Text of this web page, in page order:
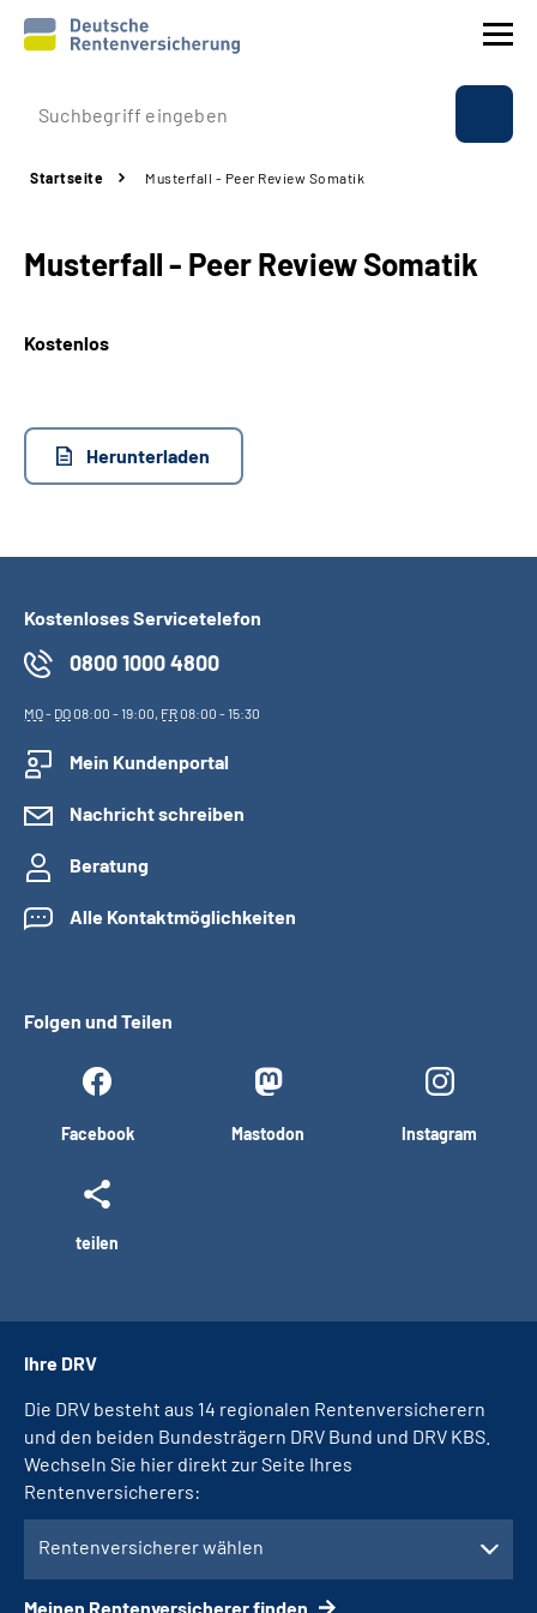
Prävention
Rente
Beratung & Kontakt
Über uns & Presse
Language
Inhalte in Gebärdensprache (DGS)
Startseite Musterfall - Peer Review Somatik
Musterfall - Peer Review Somatik
Kostenlos
Herunterladen
Kostenloses Servicetelefon
0800 1000 4800
MO- DO08:00 - 19:00, FR08:00 - 15:30
Mein Kundenportal
Nachricht schreiben
Beratung
Alle Kontaktmöglichkeiten
Folgen und Teilen
Facebook Mastodon Instagram
teilen
Ihre DRV
Die DRV besteht aus 14 regionalen Rentenversicherern
und den beiden Bundesträgern DRV Bund und DRV KBS.
Wechseln Sie hier direkt zur Seite Ihres
Rentenversicherers:
Rentenversicherer wählen
Meinen Rentenversicherer finden